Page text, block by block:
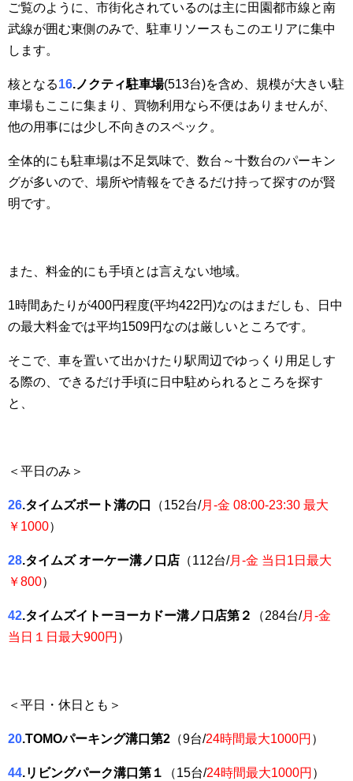
ご覧のように、市街化されているのは主に田園都市線と南
武線が囲む東側のみで、駐車リソースもこのエリアに集中
します。
核となる16.ノクティ駐車場(513台)を含め、規模が大きい駐
車場もここに集まり、買物利用なら不便はありませんが、
他の用事には少し不向きのスペック。
全体的にも駐車場は不足気味で、数台～十数台のパーキン
グが多いので、場所や情報をできるだけ持って探すのが賢
明です。
また、料金的にも手頃とは言えない地域。
1時間あたりが400円程度(平均422円)なのはまだしも、日中
の最大料金では平均1509円なのは厳しいところです。
そこで、車を置いて出かけたり駅周辺でゆっくり用足しす
る際の、できるだけ手頃に日中駐められるところを探す
と、
＜平日のみ＞
26.タイムズポート溝の口 （152台/月-金 08:00-23:30 最大
￥1000）
28.タイムズ オーケー溝ノ口店 （112台/月-金 当日1日最大
￥800）
42.タイムズイトーヨーカドー溝ノ口店第２ （284台/月-金
当日１日最大900円 ）
＜平日・休日とも＞
20.TOMOパーキング溝口第2 （9台/24時間最大1000円 ）
44.リビングパーク溝口第１ （15台/24時間最大1000円 ）